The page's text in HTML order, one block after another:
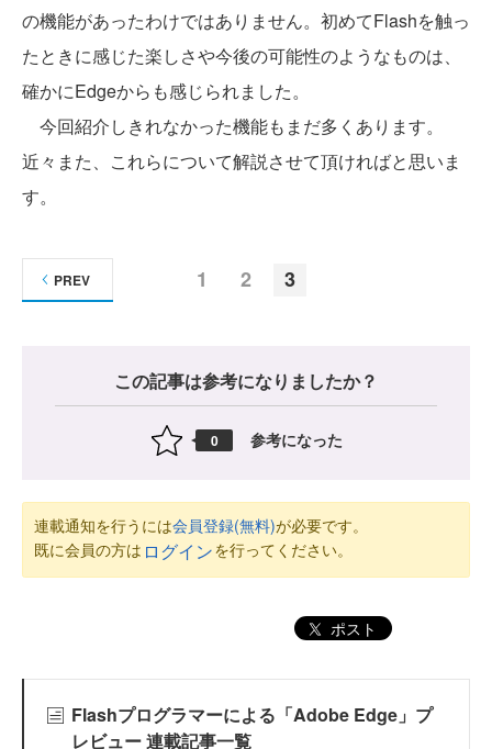
の機能があったわけではありません。初めてFlashを触っ
たときに感じた楽しさや今後の可能性のようなものは、
確かにEdgeからも感じられました。
今回紹介しきれなかった機能もまだ多くあります。
近々また、これらについて解説させて頂ければと思いま
す。
1 2 3
PREV
この記事は参考になりましたか？
0 参考になった
連載通知を行うには会員登録(無料)が必要です。
既に会員の方は ログインを行ってください。
ポスト
Flashプログラマーによる「Adobe Edge」プ
レビュー 連載記事一覧